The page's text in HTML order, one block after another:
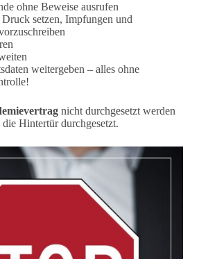
ohne Beweise ausrufen
setzen, Impfungen und
weitergeben – alles ohne
nicht durchgesetzt werden
Hintertür durchgesetzt.